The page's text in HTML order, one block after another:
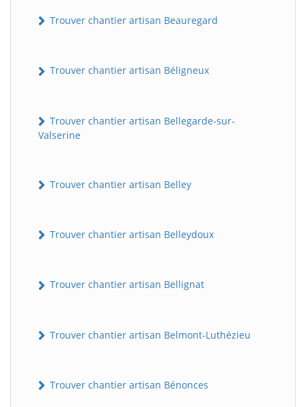
Trouver chantier artisan Beauregard
Trouver chantier artisan Béligneux
Trouver chantier artisan Bellegarde-sur-
Valserine
Trouver chantier artisan Belley
Trouver chantier artisan Belleydoux
Trouver chantier artisan Bellignat
Trouver chantier artisan Belmont-Luthézieu
Trouver chantier artisan Bénonces